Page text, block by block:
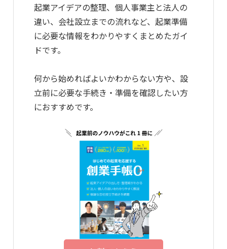
起業アイデアの整理、個人事業主と法人の
違い、会社設立までの流れなど、起業準備
に必要な情報をわかりやすくまとめたガイ
ドです。
何から始めればよいかわからない方や、設
立前に必要な手続き・準備を確認したい方
におすすめです。